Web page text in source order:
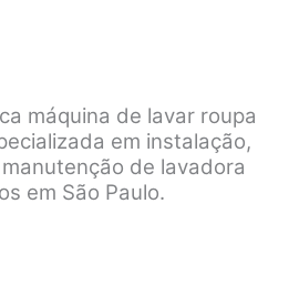
máquina de lavar roupa
em instalação,
de lavadora
em São Paulo.